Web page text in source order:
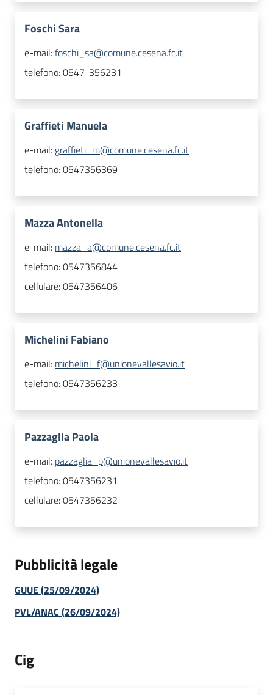
Foschi Sara
e-mail:foschi_sa@comune.cesena.fc.it
telefono:0547-356231
Graffieti Manuela
e-mail: graffieti_m@comune.cesena.fc.it
telefono:0547356369
Mazza Antonella
e-mail: mazza_a@comune.cesena.fc.it
telefono:0547356844
cellulare:0547356406
Michelini Fabiano
e-mail: michelini_f@unionevallesavio.it
telefono:0547356233
Pazzaglia Paola
e-mail: pazzaglia_p@unionevallesavio.it
telefono:0547356231
cellulare:0547356232
Pubblicità legale
GUUE (25/09/2024)
PVL/ANAC (26/09/2024)
Cig